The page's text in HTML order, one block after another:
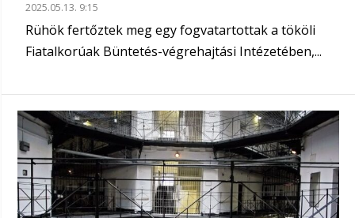
2025.05.13. 9:15
Rühök fertőztek meg egy fogvatartottak a tököli
Fiatalkorúak Büntetés-végrehajtási Intézetében,...